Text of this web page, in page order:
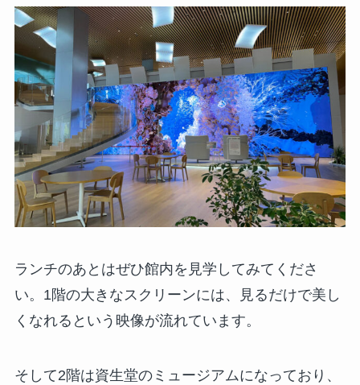
ランチのあとはぜひ館内を見学してみてくださ
い。1階の大きなスクリーンには、見るだけで美し
くなれるという映像が流れています。
そして2階は資生堂のミュージアムになっており、